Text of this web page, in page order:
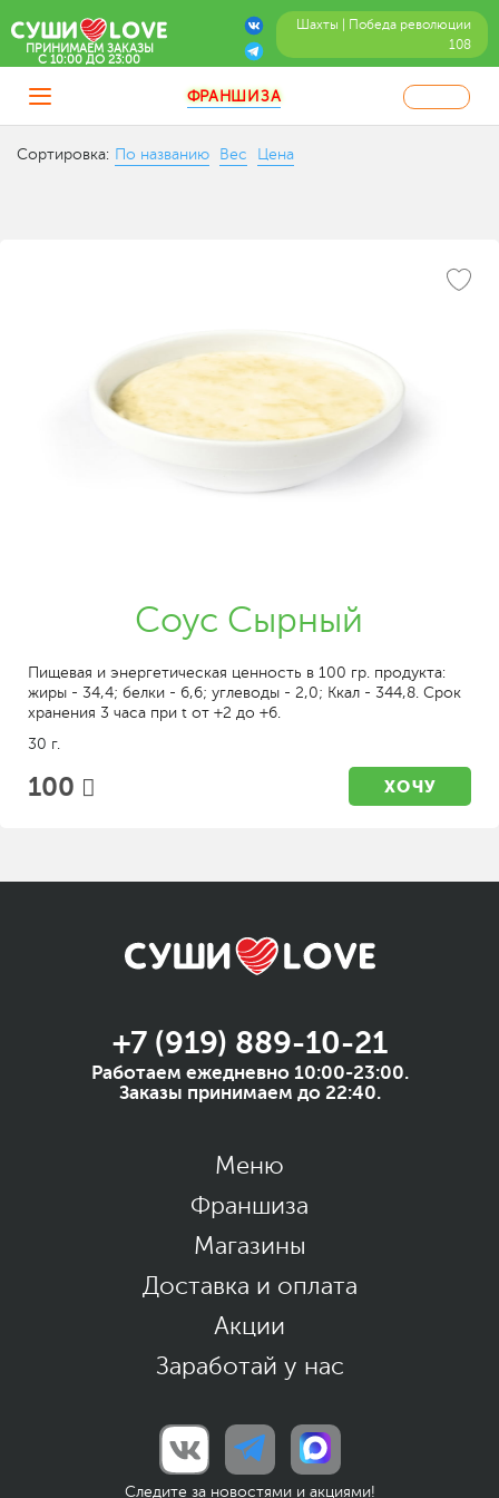
Шахты | Победа революции
108
ПРИНИМАЕМ ЗАКАЗЫ
C 10:00 ДО 23:00
ФРАНШИЗА
Сортировка: По названию Вес Цена
Соус Сырный
Пищевая и энергетическая ценность в 100 гр. продукта:
жиры - 34,4; белки - 6,6; углеводы - 2,0; Ккал - 344,8. Срок
хранения 3 часа при t от +2 до +6.
30 г.
100 ХОЧУ
+7 (919) 889-10-21
Работаем ежедневно 10:00-23:00.
Заказы принимаем до 22:40.
Меню
Франшиза
Магазины
Доставка и оплата
Акции
Заработай у нас
Следите за новостями и акциями!